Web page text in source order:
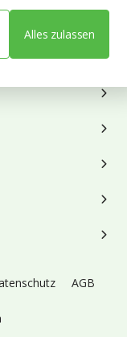
AGB
Alles zulassen